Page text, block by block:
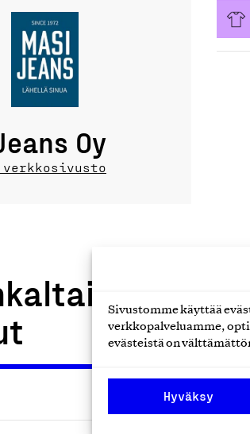
Sivustomme käyttää
verkkopalveluamme,
evästeistä on
Hyväksy
Oy